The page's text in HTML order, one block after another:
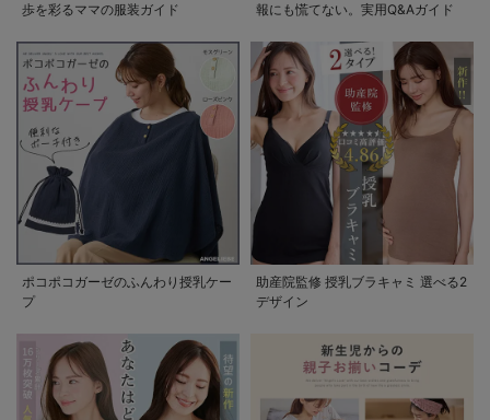
歩を彩るママの服装ガイド
報にも慌てない。実用Q&Aガイド
ポコポコガーゼのふんわり授乳ケー
プ
助産院監修 授乳ブラキャミ 選べる2
デザイン